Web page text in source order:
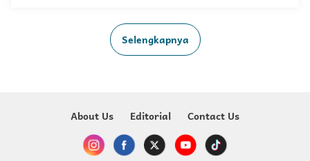
Selengkapnya
About Us Editorial Contact Us